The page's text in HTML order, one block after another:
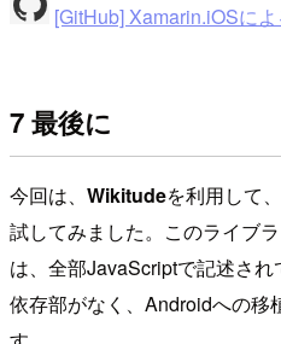
[GitHub] Xamarin.iOSに
7 最後に
今回は、 Wikitudeを利用して
試してみました。このライブ
は、全部JavaScriptで記述さ
依存部がなく、Androidへの移